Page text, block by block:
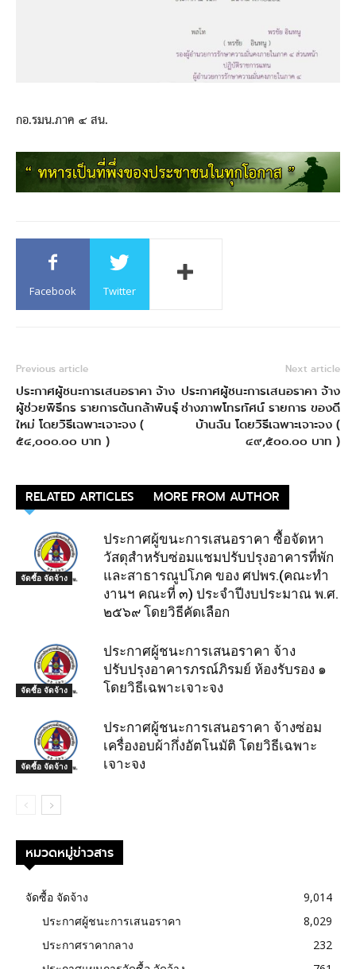
กอ.รมน.ภาค ๔ สน.
Facebook Twitter
Previous article
ประกาศผู้ชนะการเสนอราคา จ้าง
ผู้ช่วยพิธีกร รายการต้นกล้าพันธุ์
ใหม่ โดยวิธีเฉพาะเจาะจง (
๕๔,๐๐๐.๐๐ บาท )
Next article
ประกาศผู้ชนะการเสนอราคา จ้าง
ช่างภาพโทรทัศน์ รายการ ของดี
บ้านฉัน โดยวิธีเฉพาะเจาะจง (
๔๙,๕๐๐.๐๐ บาท )
RELATED ARTICLES MORE FROM AUTHOR
จัดซื้อ จัดจ้าง
ประกาศผู้ขนะการเสนอราคา ซื้อจัดหา
วัสดุสำหรับซ่อมแชมปรับปรุงอาคารที่พัก
และสาธารณูปโภค ของ ศปพร.(คณะทำ
งานฯ คณะที่ ๓) ประจำปีงบประมาณ พ.ศ.
๒๕๖๙ โดยวิธีคัดเลือก
จัดซื้อ จัดจ้าง
ประกาศผู้ชนะการเสนอราคา จ้าง
ปรับปรุงอาคารภรณ์ภิรมย์ ห้องรับรอง ๑
โดยวิธีเฉพาะเจาะจง
จัดซื้อ จัดจ้าง
ประกาศผู้ชนะการเสนอราคา จ้างซ่อม
เครื่องอบผ้ากึ่งอัตโนมัติ โดยวิธีเฉพาะ
เจาะจง
หมวดหมู่ข่าวสาร
จัดซื้อ จัดจ้าง
9,014
ประกาศผู้ชนะการเสนอราคา
8,029
ประกาศราคากลาง
232